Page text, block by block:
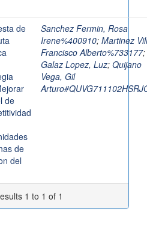
de
de
de
del
Sanchez Fermin, Rosa
Irene%400910; Martinez
Francisco Alberto%733177;
Galaz Lopez, Luz; Quijano
Vega, Gil
1 to 1 of 1